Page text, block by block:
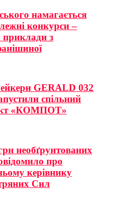
намагається
конкурси –
приклади з
GERALD 032
спільний
«КОМПОТ»
необґрунтованих
про
керівнику
Сил